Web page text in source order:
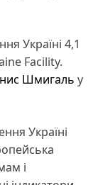
Україні 4,1
Facility.
Шмигаль у
Україні
і